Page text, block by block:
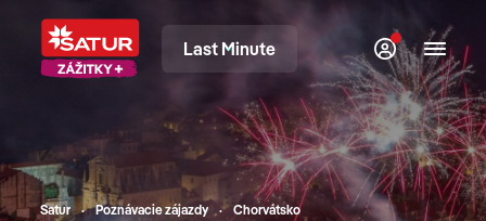
Last Minute
Satur Poznávacie zájazdy
Chorvátsko